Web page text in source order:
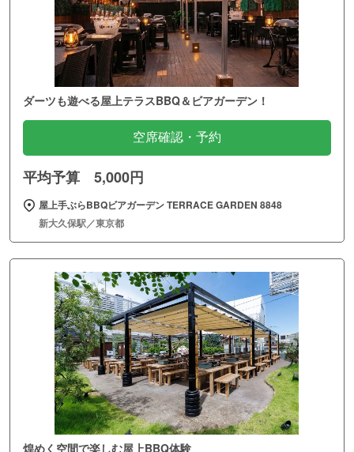
ダーツも遊べる屋上テラスBBQ＆ビアガーデン！
空席確認・予約
平均予算 5,000円
屋上手ぶらBBQビアガーデン TERRACE GARDEN 8848
新大久保駅／東京都
煌めく空間で楽しむ屋上BBQ体験